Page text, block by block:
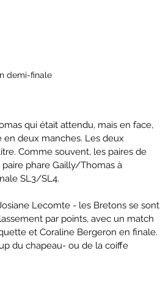
demi-finale
qui était attendu, mais en face,
deux manches. Les deux
Comme souvent, les paires de
phare Gailly/Thomas à
SL3/SL4.
Lecomte - les Bretons se sont
par points, avec un match
et Coraline Bergeron en finale.
du chapeau- ou de la coiffe